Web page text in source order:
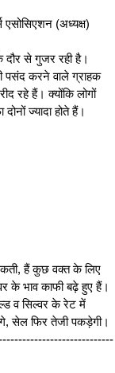
एसोसिएशन (अध्यक्ष)
दौर से गुजर रही है।
पसंद करने वाले ग्राहक
रहे हैं। क्योंकि लोगों
ज्यादा होते हैं।
हैं कुछ वक्त के लिए
के भाव काफी बढ़े हुए हैं।
व सिल्वर के रेट में
सेल फिर तेजी पकड़ेगी।